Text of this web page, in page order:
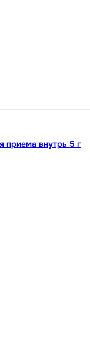
приема внутрь 5 г